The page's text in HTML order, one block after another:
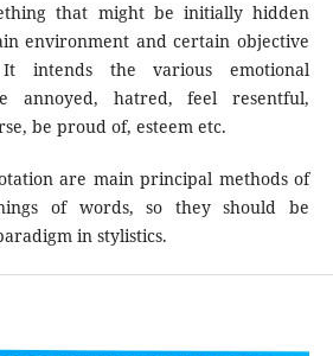
that might be initially hidden
environment and certain objective
It intends the various emotional
annoyed, hatred, feel resentful,
be proud of, esteem etc.
are main principal methods of
of words, so they should be
in stylistics.